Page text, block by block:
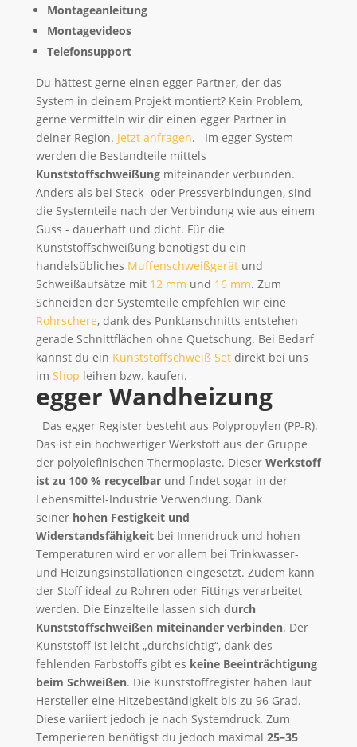
Montageanleitung
Montagevideos
Telefonsupport
Du hättest gerne einen egger Partner, der das
System in deinem Projekt montiert? Kein Problem,
gerne vermitteln wir dir einen egger Partner in
deiner Region. Jetzt anfragen. Im egger System
werden die Bestandteile mittels
Kunststoffschweißungmiteinander verbunden.
Anders als bei Steck- oder Pressverbindungen, sind
die Systemteile nach der Verbindung wie aus einem
Guss - dauerhaft und dicht. Für die
Kunststoffschweißung benötigst du ein
handelsübliches Muffenschweißgerätund
Schweißaufsätze mit 12 mm und 16 mm. Zum
Schneiden der Systemteile empfehlen wir eine
Rohrschere, dank des Punktanschnitts entstehen
gerade Schnittflächen ohne Quetschung. Bei Bedarf
kannst du ein Kunststoffschweiß Setdirekt bei uns
im Shop leihen bzw. kaufen.
egger Wandheizung
Das egger Register besteht aus Polypropylen (PP-R).
Das ist ein hochwertiger Werkstoff aus der Gruppe
der polyolefinischen Thermoplaste. Dieser Werkstoff
ist zu 100 % recycelbarund findet sogar in der
Lebensmittel-Industrie Verwendung. Dank
seiner hohen Festigkeit und
Widerstandsfähigkeitbei Innendruck und hohen
Temperaturen wird er vor allem bei Trinkwasser-
und Heizungsinstallationen eingesetzt. Zudem kann
der Stoff ideal zu Rohren oder Fittings verarbeitet
werden. Die Einzelteile lassen sich durch
Kunststoffschweißen miteinander verbinden. Der
Kunststoff ist leicht „durchsichtig“, dank des
fehlenden Farbstoffs gibt es keine Beeinträchtigung
beim Schweißen. Die Kunststoffregister haben laut
Hersteller eine Hitzebeständigkeit bis zu 96 Grad.
Diese variiert jedoch je nach Systemdruck. Zum
Temperieren benötigst du jedoch maximal 25–35